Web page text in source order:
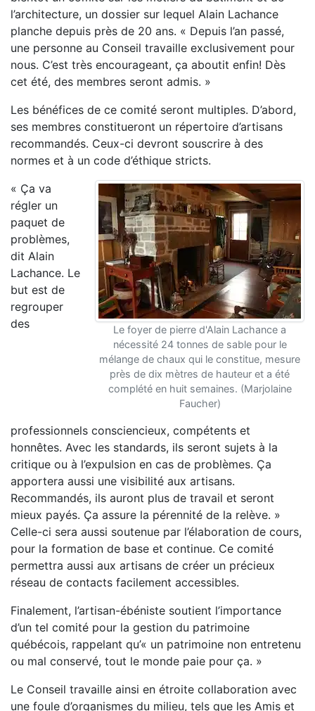
l’architecture, un dossier sur lequel Alain Lachance
planche depuis près de 20 ans. « Depuis l’an passé,
une personne au Conseil travaille exclusivement pour
nous. C’est très encourageant, ça aboutit enfin! Dès
cet été, des membres seront admis. »
Les bénéfices de ce comité seront multiples. D’abord,
ses membres constitueront un répertoire d’artisans
recommandés. Ceux-ci devront souscrire à des
normes et à un code d’éthique stricts.
Le foyer de pierre d'Alain Lachance a
nécessité 24 tonnes de sable pour le
mélange de chaux qui le constitue, mesure
près de dix mètres de hauteur et a été
complété en huit semaines. (Marjolaine
Faucher)
« Ça va
régler un
paquet de
problèmes,
dit Alain
Lachance. Le
but est de
regrouper
des
professionnels consciencieux, compétents et
honnêtes. Avec les standards, ils seront sujets à la
critique ou à l’expulsion en cas de problèmes. Ça
apportera aussi une visibilité aux artisans.
Recommandés, ils auront plus de travail et seront
mieux payés. Ça assure la pérennité de la relève. »
Celle-ci sera aussi soutenue par l’élaboration de cours,
pour la formation de base et continue. Ce comité
permettra aussi aux artisans de créer un précieux
réseau de contacts facilement accessibles.
Finalement, l’artisan-ébéniste soutient l’importance
d’un tel comité pour la gestion du patrimoine
québécois, rappelant qu’« un patrimoine non entretenu
ou mal conservé, tout le monde paie pour ça. »
Le Conseil travaille ainsi en étroite collaboration avec
une foule d’organismes du milieu, tels que les Amis et